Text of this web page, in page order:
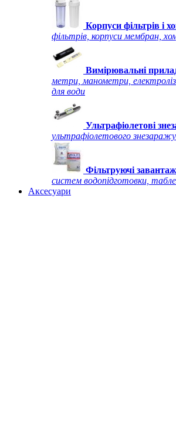
Корпуси фільтрів і
фільтрів, корпуси мембран,
Вимірювальні
метри, манометри,
для води
Ультрафіолетові
ультрафіолетового
Фільтруючі
систем водопідготовки,
Аксесуари